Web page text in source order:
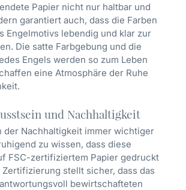
Papier nicht nur haltbar und
garantiert auch, dass die Farben
Engelmotivs lebendig und klar zur
Die satte Farbgebung und die
Engels werden so zum Leben
eine Atmosphäre der Ruhe
und Nachhaltigkeit
der Nachhaltigkeit immer wichtiger
zu wissen, dass diese
FSC-zertifiziertem Papier gedruckt
stellt sicher, dass das
bewirtschafteten